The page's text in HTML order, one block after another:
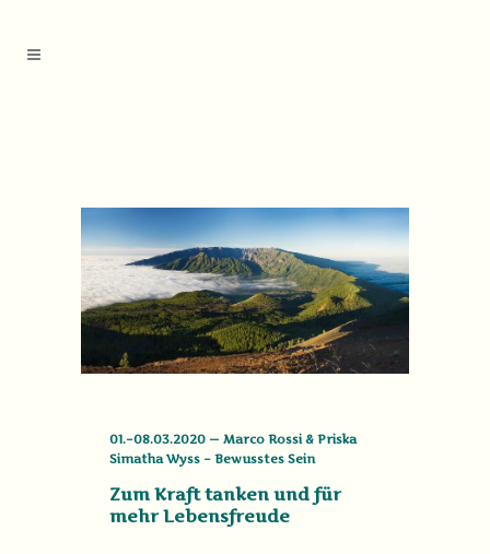
01.–08.03.2020 — Marco Rossi & Priska
Simatha Wyss – Bewusstes Sein
Zum Kraft tanken und für
mehr Lebensfreude